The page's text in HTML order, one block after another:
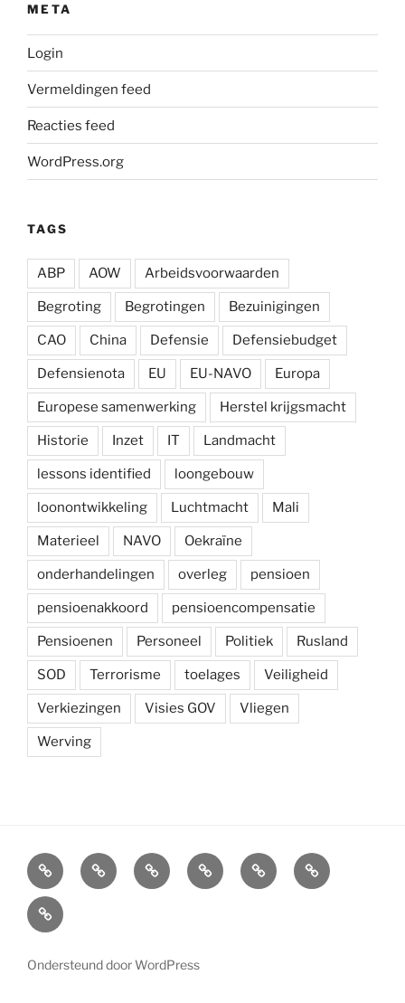
META
Login
Vermeldingen feed
Reacties feed
WordPress.org
TAGS
ABP AOW Arbeidsvoorwaarden
Begroting Begrotingen Bezuinigingen
CAO China Defensie Defensiebudget
Defensienota EU EU-NAVO Europa
Europese samenwerking Herstel krijgsmacht
Historie Inzet IT Landmacht
lessons identified loongebouw
loonontwikkeling Luchtmacht Mali
Materieel NAVO Oekraïne
onderhandelingen overleg pensioen
pensioenakkoord pensioencompensatie
Pensioenen Personeel Politiek Rusland
SOD Terrorisme toelages Veiligheid
Verkiezingen Visies GOV Vliegen
Werving
Arbeidsvoorwaarden
Carré
Onze
krijgsmacht
Ledenvoordelen
AfdelingenSymposium
Carré
Overzicht
Ondersteund door WordPress